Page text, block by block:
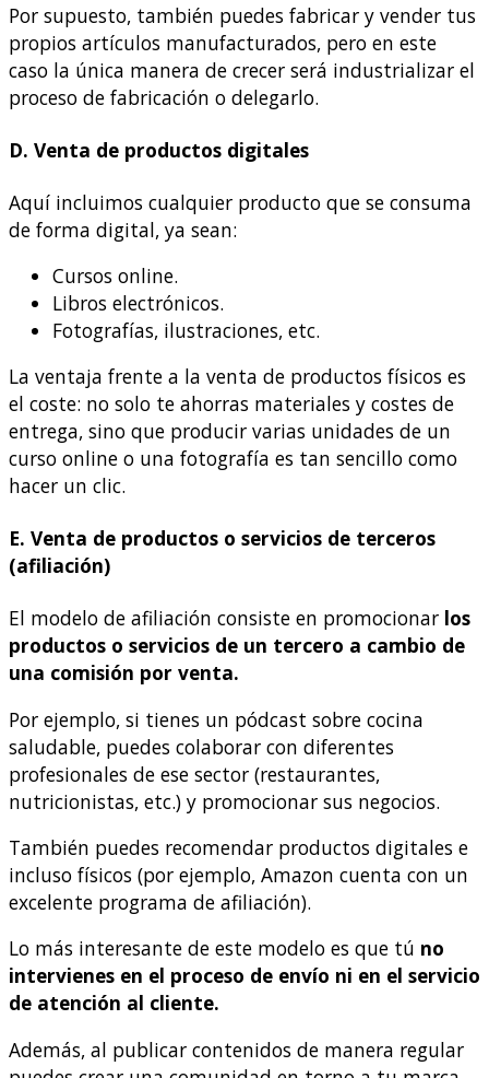
Por supuesto, también puedes fabricar y vender tus
propios artículos manufacturados, pero en este
caso la única manera de crecer será industrializar el
proceso de fabricación o delegarlo.
D. Venta de productos digitales
Aquí incluimos cualquier producto que se consuma
de forma digital, ya sean:
Cursos online.
Libros electrónicos.
Fotografías, ilustraciones, etc.
La ventaja frente a la venta de productos físicos es
el coste: no solo te ahorras materiales y costes de
entrega, sino que producir varias unidades de un
curso online o una fotografía es tan sencillo como
hacer un clic.
E. Venta de productos o servicios de terceros
(afiliación)
El modelo de afiliación consiste en promocionar los
productos o servicios de un tercero a cambio de
una comisión por venta.
Por ejemplo, si tienes un pódcast sobre cocina
saludable, puedes colaborar con diferentes
profesionales de ese sector (restaurantes,
nutricionistas, etc.) y promocionar sus negocios.
También puedes recomendar productos digitales e
incluso físicos (por ejemplo, Amazon cuenta con un
excelente programa de afiliación).
Lo más interesante de este modelo es que tú no
intervienes en el proceso de envío ni en el servicio
de atención al cliente.
Además, al publicar contenidos de manera regular